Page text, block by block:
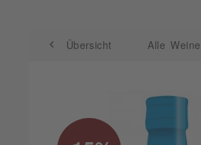
Übersicht Alle Weine